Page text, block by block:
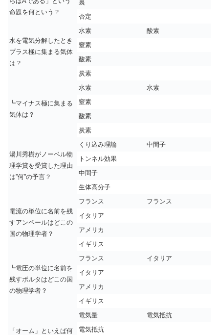
命題を何という？
裏
否定
水を電気分解したとき
プラス極に集まる気体
は？
水素
酸素
窒素
酸素
炭素
┗マイナス極に集まる
気体は？
水素
水素
窒素
酸素
炭素
湯川秀樹がノーベル物
理学賞を受賞した理由
は”何”の予言？
くり込み理論
中間子
トンネル効果
中間子
生体高分子
電流の単位に名前を残
すアンペールはどこの
国の物理学者？
フランス
フランス
イタリア
アメリカ
イギリス
┗電圧の単位に名前を
残すボルタはどこの国
の物理学者？
フランス
イタリア
イタリア
アメリカ
イギリス
「オーム」といえば何
電気量
電気抵抗
電気抵抗